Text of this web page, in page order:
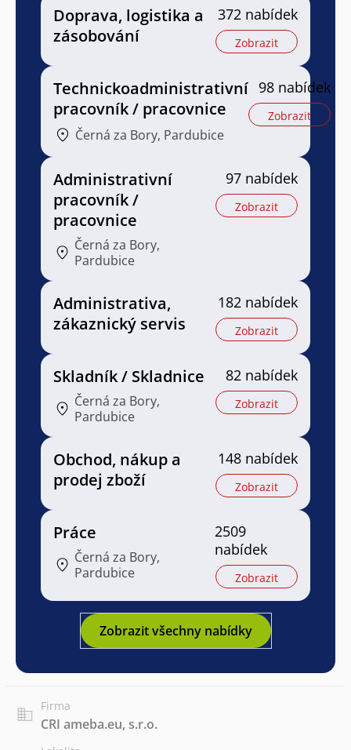
Doprava, logistika a
zásobování
372 nabídek
Zobrazit
Technickoadministrativní
pracovník / pracovnice
Černá za Bory, Pardubice
98 nabídek
Zobrazit
Administrativní
pracovník /
pracovnice
Černá za Bory,
Pardubice
97 nabídek
Zobrazit
Administrativa,
zákaznický servis
182 nabídek
Zobrazit
Skladník / Skladnice
Černá za Bory,
Pardubice
82 nabídek
Zobrazit
Obchod, nákup a
prodej zboží
148 nabídek
Zobrazit
Práce
Černá za Bory,
Pardubice
2509
nabídek
Zobrazit
Zobrazit všechny nabídky
Firma
CRI ameba.eu, s.r.o.